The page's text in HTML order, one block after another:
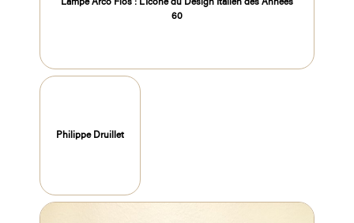
Lampe Arco Flos : L'Icône du Design Italien des Années
60
Philippe Druillet